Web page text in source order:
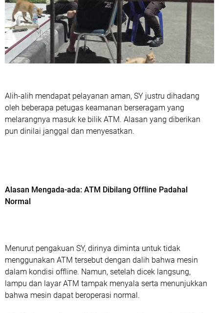
Alih-alih mendapat pelayanan aman, SY justru dihadang
oleh beberapa petugas keamanan berseragam yang
melarangnya masuk ke bilik ATM. Alasan yang diberikan
pun dinilai janggal dan menyesatkan.
Alasan Mengada-ada: ATM Dibilang Offline Padahal
Normal
Menurut pengakuan SY, dirinya diminta untuk tidak
menggunakan ATM tersebut dengan dalih bahwa mesin
dalam kondisi offline. Namun, setelah dicek langsung,
lampu dan layar ATM tampak menyala serta menunjukkan
bahwa mesin dapat beroperasi normal.